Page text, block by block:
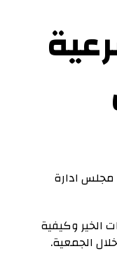
مجلس ادارة
وكيفية
الجمعية.